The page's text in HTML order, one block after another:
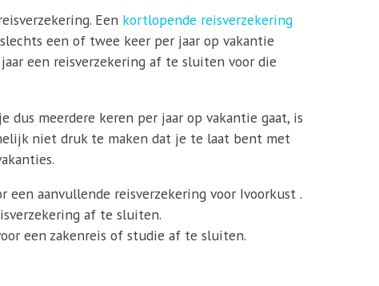
Een kortlopende reisverzekering
een of twee keer per jaar op vakantie
een reisverzekering af te sluiten voor die
dus meerdere keren per jaar op vakantie gaat, is
niet druk te maken dat je te laat bent met
een aanvullende reisverzekering voor Ivoorkust .
af te sluiten.
een zakenreis of studie af te sluiten.